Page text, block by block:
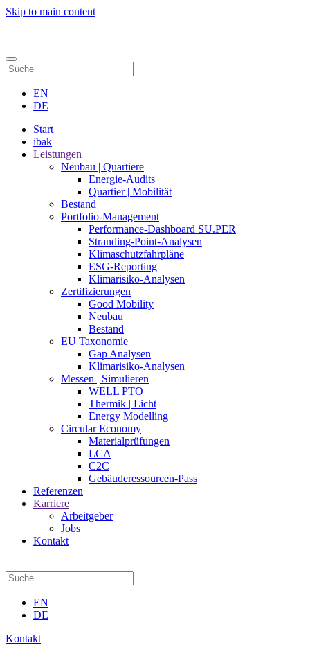
Skip to main content
EN
DE
Start
ibak
Leistungen
Neubau | Quartiere
Energie-Audits
Quartier | Mobilität
Bestand
Portfolio-Management
Performance-Dashboard SU.PER
Stranding-Point-Analysen
Klimaschutzfahrpläne
ESG-Reporting
Klimarisiko-Analysen
Zertifizierungen
Good Mobility
Neubau
Bestand
EU Taxonomie
Gap Analysen
Klimarisiko-Analysen
Messen | Simulieren
WELL PTO
Thermik | Licht
Energy Modelling
Circular Economy
Materialprüfungen
LCA
C2C
Gebäuderessourcen-Pass
Referenzen
Karriere
Arbeitgeber
Jobs
Kontakt
EN
DE
Kontakt